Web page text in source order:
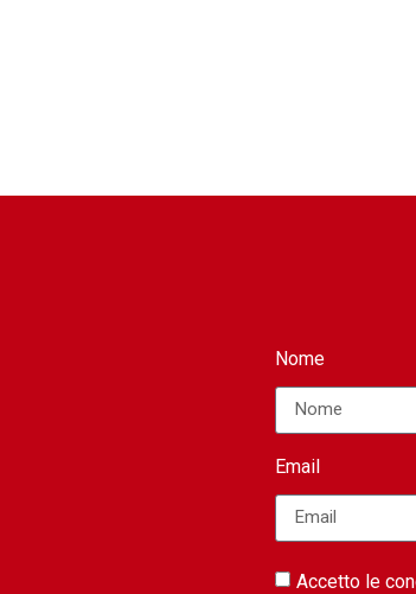
Nome
Email
Accetto le